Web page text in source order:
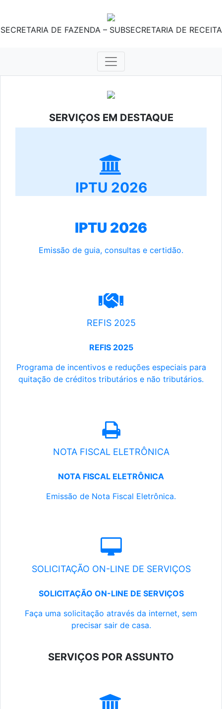
SECRETARIA DE FAZENDA – SUBSECRETARIA DE RECEITA
SERVIÇOS EM DESTAQUE
IPTU 2026
IPTU 2026
Emissão de guia, consultas e certidão.
REFIS 2025
REFIS 2025
Programa de incentivos e reduções especiais para
quitação de créditos tributários e não tributários.
NOTA FISCAL ELETRÔNICA
NOTA FISCAL ELETRÔNICA
Emissão de Nota Fiscal Eletrônica.
SOLICITAÇÃO ON-LINE DE SERVIÇOS
SOLICITAÇÃO ON-LINE DE SERVIÇOS
Faça uma solicitação através da internet, sem
precisar sair de casa.
SERVIÇOS POR ASSUNTO